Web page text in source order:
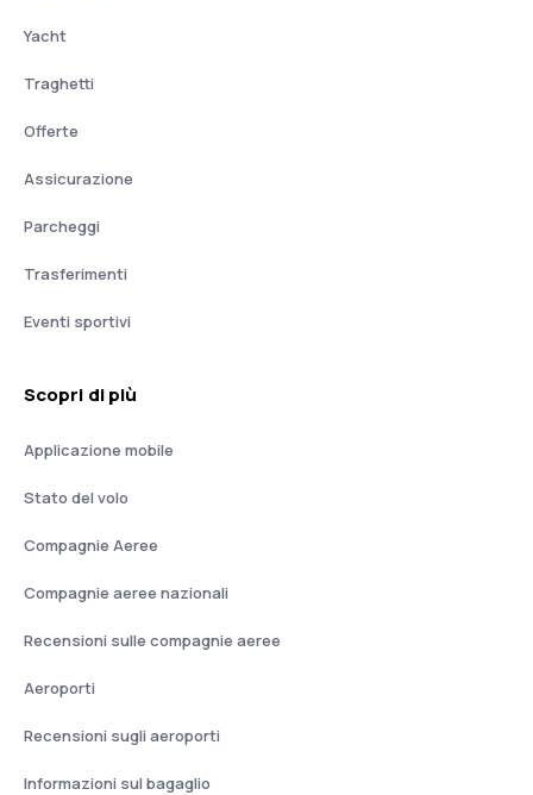
Yacht
Traghetti
Offerte
Assicurazione
Parcheggi
Trasferimenti
Eventi sportivi
Scopri di più
Applicazione mobile
Stato del volo
Compagnie Aeree
Compagnie aeree nazionali
Recensioni sulle compagnie aeree
Aeroporti
Recensioni sugli aeroporti
Informazioni sul bagaglio